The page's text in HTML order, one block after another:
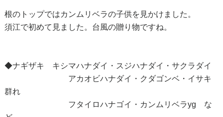
根のトップではカンムリベラの子供を見かけました。
須江で初めて見ました。台風の贈り物ですね。
◆ナギザキ キシマハナダイ・スジハナダイ・サクラダイ
アカオビハナダイ・クダゴンベ・イサキ
群れ
フタイロハナゴイ・カンムリベラyg な